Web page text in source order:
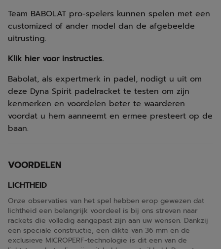
Team BABOLAT pro-spelers kunnen spelen met een
customized of ander model dan de afgebeelde
uitrusting.
Klik hier voor instructies.
Babolat, als expertmerk in padel, nodigt u uit om
deze Dyna Spirit padelracket te testen om zijn
kenmerken en voordelen beter te waarderen
voordat u hem aanneemt en ermee presteert op de
baan.
VOORDELEN
LICHTHEID
Onze observaties van het spel hebben erop gewezen dat
lichtheid een belangrijk voordeel is bij ons streven naar
rackets die volledig aangepast zijn aan uw wensen. Dankzij
een speciale constructie, een dikte van 36 mm en de
exclusieve MICROPERF-technologie is dit een van de